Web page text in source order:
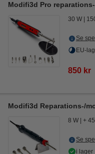
Modifi3d Pro
30 W
Se
EU-
850 kr
Modifi3d Reparations-/
8 W +
Se
i lager